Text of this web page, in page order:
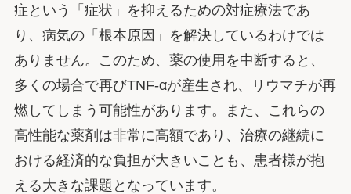
症という「症状」を抑えるための対症療法であ
り、病気の「根本原因」を解決しているわけでは
ありません。このため、薬の使用を中断すると、
多くの場合で再びTNF-αが産生され、リウマチが再
燃してしまう可能性があります。また、これらの
高性能な薬剤は非常に高額であり、治療の継続に
おける経済的な負担が大きいことも、患者様が抱
える大きな課題となっています。